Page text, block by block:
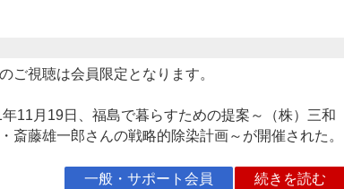
ご視聴は会員限定となります。
11月19日、福島で暮らすための提案～（株）三和
斎藤雄一郎さんの戦略的除染計画～が開催された。
一般・サポート会員 続きを読む